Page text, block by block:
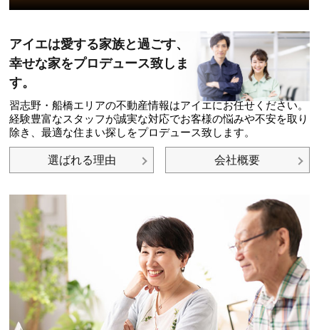
アイエは愛する家族と過ごす、
幸せな家をプロデュース致しま
す。
習志野・船橋エリアの不動産情報はアイエにお任せください。
経験豊富なスタッフが誠実な対応でお客様の悩みや不安を取り
除き、最適な住まい探しをプロデュース致します。
選ばれる理由 会社概要